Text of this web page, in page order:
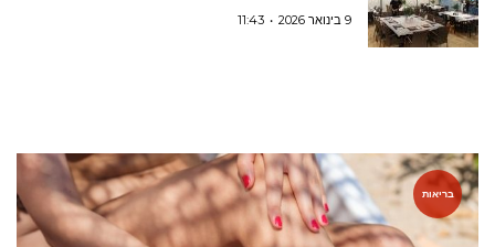
9 בינואר 2026 11:43
בריאות